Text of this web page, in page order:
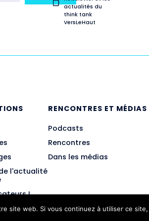
actualités du
think tank
VersLeHaut
l'actualité
!
RENCONTRES ET MÉDIAS
Podcasts
Rencontres
Dans les médias
site web. Si vous continuez à utiliser ce